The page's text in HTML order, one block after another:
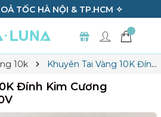
TỐC HÀ NỘI & TP.HCM ✧
10k
Khuyên Tai Vàng 10K Đính
Đính Kim Cương